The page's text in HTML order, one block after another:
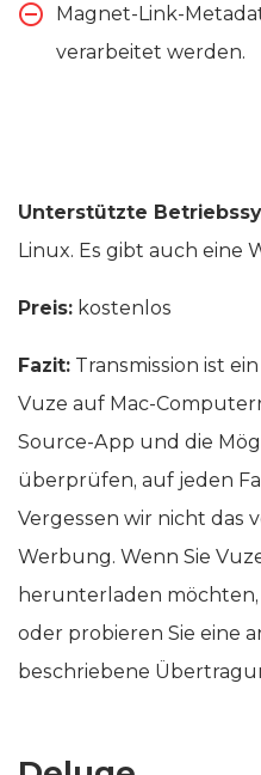
Magnet-Link-
verarbeitet werden.
Unterstützte
Linux. Es gibt auch eine
Preis: kostenlos
Fazit: Transmission ist
Vuze auf Mac-
Source-App und die
überprüfen, auf jeden
Vergessen wir nicht das
Werbung. Wenn Sie
herunterladen möchten,
oder probieren Sie eine
beschriebene